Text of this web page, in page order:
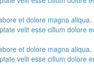
et dolore magna
velit esse cillum dolore
et dolore magna
velit esse cillum dolore